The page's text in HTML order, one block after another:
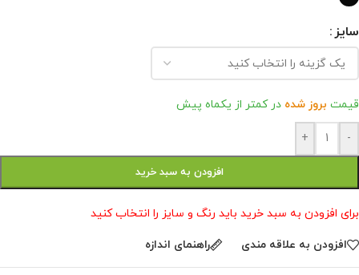
سایز
قیمت بروز شده در کمتر از یکماه پیش
-
+
افزودن به سبد خرید
برای افزودن به سبد خرید باید رنگ و سایز را انتخاب کنید
افزودن به علاقه مندی راهنمای اندازه